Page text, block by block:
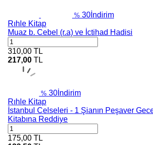
% 30 İndirim
Rıhle Kitap
Muaz b. Cebel (r.a) ve İctihad Hadisi
310,00 TL
217,00 TL
% 30 İndirim
Rıhle Kitap
İstanbul Celseleri - 1 Şianın Peşaver
Kitabına Reddiye
175,00 TL